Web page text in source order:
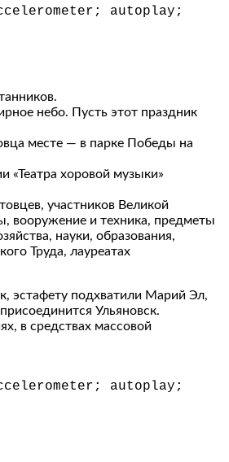
autoplay;
небо. Пусть этот праздник
месте — в парке Победы на
хоровой музыки»
участников Великой
вооружение и техника, предметы
науки, образования,
Труда, лауреатах
эстафету подхватили Марий Эл,
Ульяновск.
в средствах массовой
autoplay;